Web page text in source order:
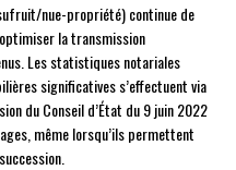
nue-propriété) continue de
la transmission
Les statistiques notariales
significatives s’effectuent via
du Conseil d’État du 9 juin 2022
même lorsqu’ils permettent